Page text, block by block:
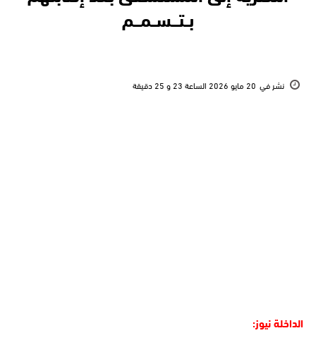
بــتـــســمـــم
نشر في 20 مايو 2026 الساعة 23 و 25 دقيقة
الداخلة نيوز: